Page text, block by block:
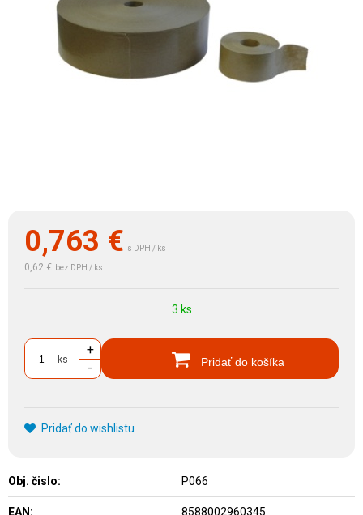
0,763 € s DPH / ks
0,62 € bez DPH / ks
3 ks
ks
+
-
Pridať do košíka
Pridať do wishlistu
Obj. čislo: P066
EAN: 8588002960345